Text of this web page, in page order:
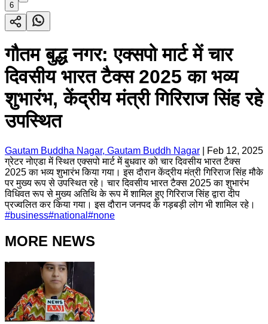
6
गौतम बुद्ध नगर: एक्सपो मार्ट में चार
दिवसीय भारत टैक्स 2025 का भव्य
शुभारंभ, केंद्रीय मंत्री गिरिराज सिंह रहे
उपस्थित
Gautam Buddha Nagar, Gautam Buddh Nagar
Feb 12, 2025
ग्रेटर नोएडा में स्थित एक्सपो मार्ट में बुधवार को चार दिवसीय भारत टैक्स
2025 का भव्य शुभारंभ किया गया। इस दौरान केंद्रीय मंत्री गिरिराज सिंह मौके
पर मुख्य रूप से उपस्थित रहे। चार दिवसीय भारत टैक्स 2025 का शुभारंभ
विधिवत रूप से मुख्य अतिथि के रूप में शामिल हुए गिरिराज सिंह द्वारा दीप
प्रज्वलित कर किया गया। इस दौरान जनपद के गड़बड़ी लोग भी शामिल रहे।
#business#national #none
MORE NEWS